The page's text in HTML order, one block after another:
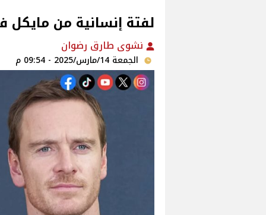
لفتة إنسانية من مايكل
نشوى طارق رضوان
الجمعة 14/مارس/2025 - 09:54 م